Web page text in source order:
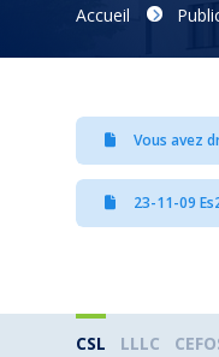
Accueil
Vous avez
23-11-09
CSL LLLC